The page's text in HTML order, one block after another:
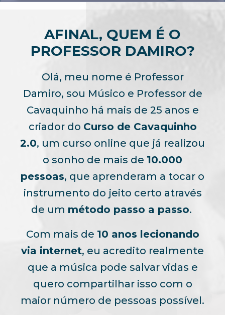
AFINAL, QUEM É O
PROFESSOR DAMIRO?
Olá, meu nome é Professor
Damiro, sou Músico e Professor de
Cavaquinho há mais de 25 anos e
criador do Curso de Cavaquinho
2.0, um curso online que já realizou
o sonho de mais de 10.000
pessoas, que aprenderam a tocar o
instrumento do jeito certo através
de um método passo a passo.
Com mais de 10 anos lecionando
via internet, eu acredito realmente
que a música pode salvar vidas e
quero compartilhar isso com o
maior número de pessoas possível.